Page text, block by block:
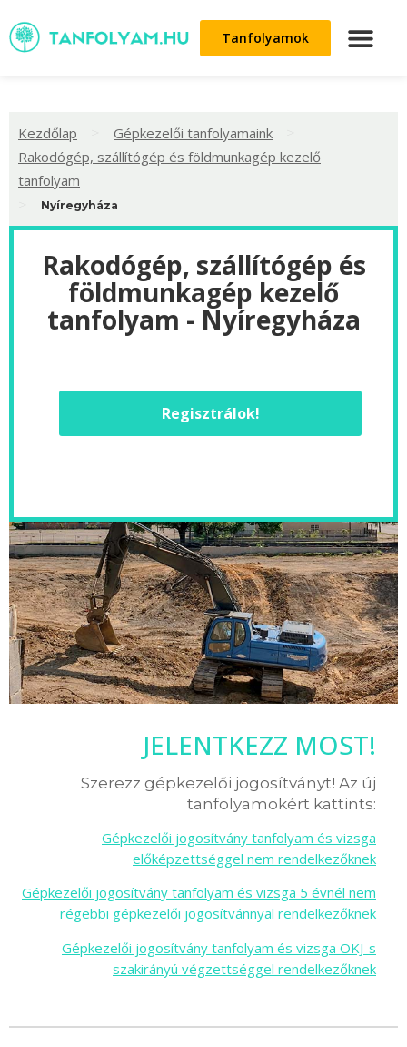
Tanfolyamok
Kezdőlap Gépkezelői tanfolyamaink
Rakodógép, szállítógép és földmunkagép kezelő
tanfolyam
Nyíregyháza
Rakodógép, szállítógép és
földmunkagép kezelő
tanfolyam - Nyíregyháza
Regisztrálok!
JELENTKEZZ MOST!
Szerezz gépkezelői jogosítványt! Az új
tanfolyamokért kattints:
Gépkezelői jogosítvány tanfolyam és vizsga
előképzettséggel nem rendelkezőknek
Gépkezelői jogosítvány tanfolyam és vizsga 5 évnél nem
régebbi gépkezelői jogosítvánnyal rendelkezőknek
Gépkezelői jogosítvány tanfolyam és vizsga OKJ-s
szakirányú végzettséggel rendelkezőknek